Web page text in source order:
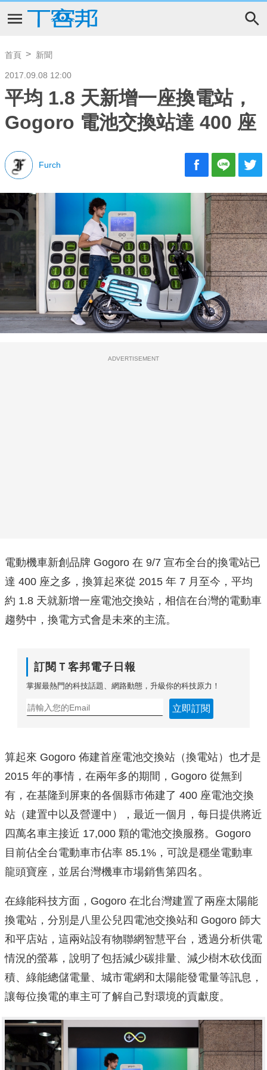
首頁 新聞
2017.09.08 12:00
平均 1.8 天新增一座換電站，
Gogoro 電池交換站達 400 座
Furch
ADVERTISEMENT
電動機車新創品牌 Gogoro 在 9/7 宣布全台的換電站已
達 400 座之多，換算起來從 2015 年 7 月至今，平均
約 1.8 天就新增一座電池交換站，相信在台灣的電動車
趨勢中，換電方式會是未來的主流。
訂閱Ｔ客邦電子日報
掌握最熱門的科技話題、網路動態，升級你的科技原力！
立即訂閱
算起來 Gogoro 佈建首座電池交換站（換電站）也才是
2015 年的事情，在兩年多的期間，Gogoro 從無到
有，在基隆到屏東的各個縣市佈建了 400 座電池交換
站（建置中以及營運中），最近一個月，每日提供將近
四萬名車主接近 17,000 顆的電池交換服務。Gogoro
目前佔全台電動車市佔率 85.1%，可說是穩坐電動車
龍頭寶座，並居台灣機車市場銷售第四名。
在綠能科技方面，Gogoro 在北台灣建置了兩座太陽能
換電站，分別是八里公兒四電池交換站和 Gogoro 師大
和平店站，這兩站設有物聯網智慧平台，透過分析供電
情況的螢幕，說明了包括減少碳排量、減少樹木砍伐面
積、綠能總儲電量、城市電網和太陽能發電量等訊息，
讓每位換電的車主可了解自己對環境的貢獻度。